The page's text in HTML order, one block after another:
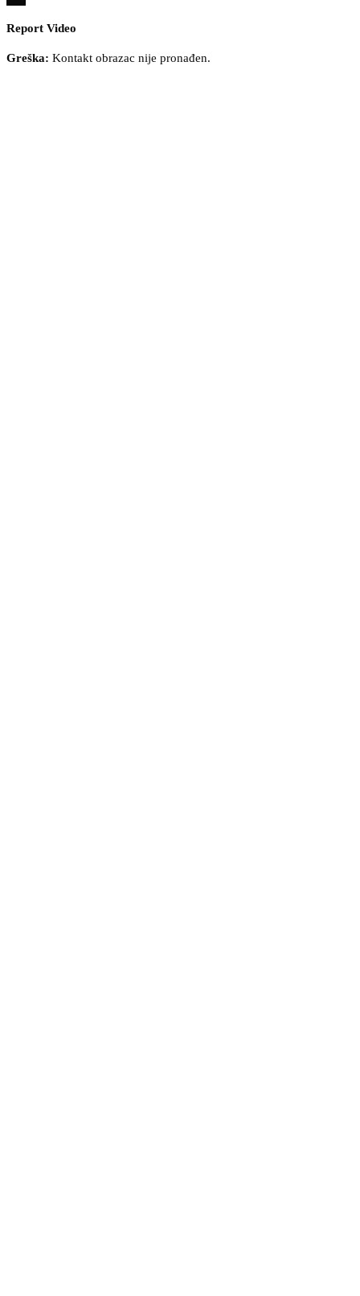
Report Video
Greška: Kontakt obrazac nije pronađen.